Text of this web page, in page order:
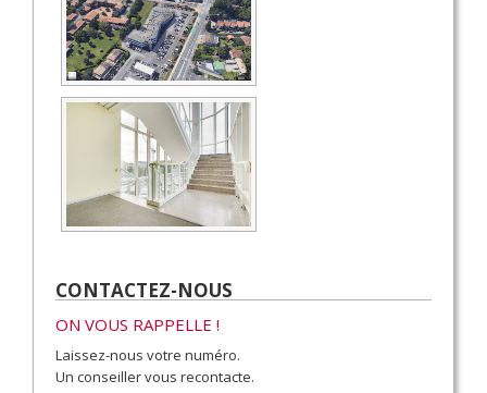
CONTACTEZ-NOUS
ON VOUS RAPPELLE !
Laissez-nous votre numéro.
Un conseiller vous recontacte.